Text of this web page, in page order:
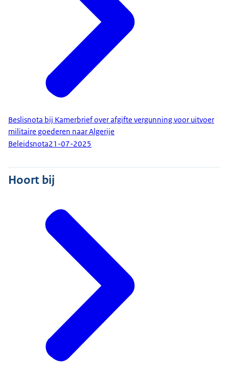
Beslisnota bij Kamerbrief over afgifte vergunning voor uitvoer
militaire goederen naar Algerije
Beleidsnota21-07-2025
Hoort bij